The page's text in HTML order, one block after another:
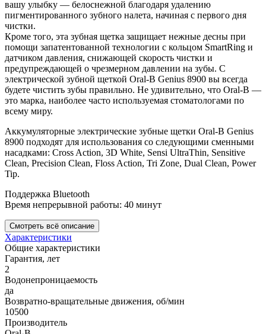
вашу улыбку — белоснежной благодаря удалению
пигментированного зубного налета, начиная с первого дня
чистки.
Кроме того, эта зубная щетка защищает нежные десны при
помощи запатентованной технологии с кольцом SmartRing и
датчиком давления, снижающей скорость чистки и
предупреждающей о чрезмерном давлении на зубы. С
электрической зубной щеткой Oral-B Genius 8900 вы всегда
будете чистить зубы правильно. Не удивительно, что Oral-B —
это марка, наиболее часто используемая стоматологами по
всему миру.
Аккумуляторные электрические зубные щетки Oral-B Genius
8900 подходят для использования со следующими сменными
насадками: Cross Action, 3D White, Sensi UltraThin, Sensitive
Clean, Precision Clean, Floss Action, Tri Zone, Dual Clean, Power
Tip.
Поддержка Bluetooth
Время непрерывной работы: 40 минут
Смотреть всё описание
Характеристики
Общие характеристики
Гарантия, лет
2
Водонепроницаемость
да
Возвратно-вращательные движения, об/мин
10500
Производитель